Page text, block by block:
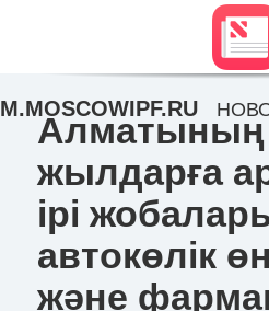
Алматының
жылдарға
ірі
автокөлік
және
M.MOSCOWIPF.RU